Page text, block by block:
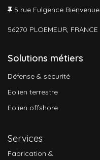
5 rue Fulgence Bienvenue
56270 PLOEMEUR, FRANCE
Solutions métiers
Défense & sécurité
Eolien terrestre
Eolien offshore
Services
Fabrication &